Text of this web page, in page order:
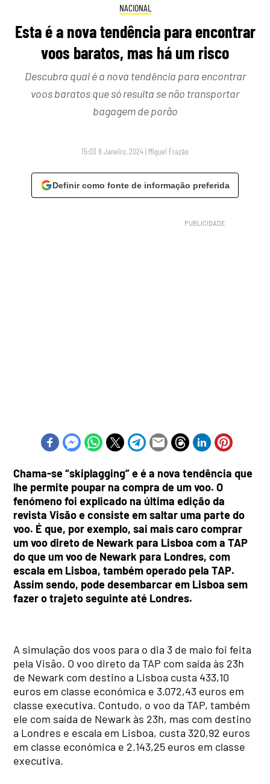
NACIONAL
Esta é a nova tendência para encontrar
voos baratos, mas há um risco
Descubra qual é a nova tendência para encontrar
voos baratos que só resulta se não transportar
bagagem de porão
15:03 8 Janeiro, 2024| Miguel Frazão
Definir como fonte de informação preferida
Chama-se “skiplagging” e é a nova tendência que
lhe permite poupar na compra de um voo. O
fenómeno foi explicado na última edição da
revista Visão e consiste em saltar uma parte do
voo. É que, por exemplo, sai mais caro comprar
um voo direto de Newark para Lisboa com a TAP
do que um voo de Newark para Londres, com
escala em Lisboa, também operado pela TAP.
Assim sendo, pode desembarcar em Lisboa sem
fazer o trajeto seguinte até Londres.
A simulação dos voos para o dia 3 de maio foi feita
pela Visão. O voo direto da TAP com saída às 23h
de Newark com destino a Lisboa custa 433,10
euros em classe económica e 3.072,43 euros em
classe executiva. Contudo, o voo da TAP, também
ele com saída de Newark às 23h, mas com destino
a Londres e escala em Lisboa, custa 320,92 euros
em classe económica e 2.143,25 euros em classe
executiva.